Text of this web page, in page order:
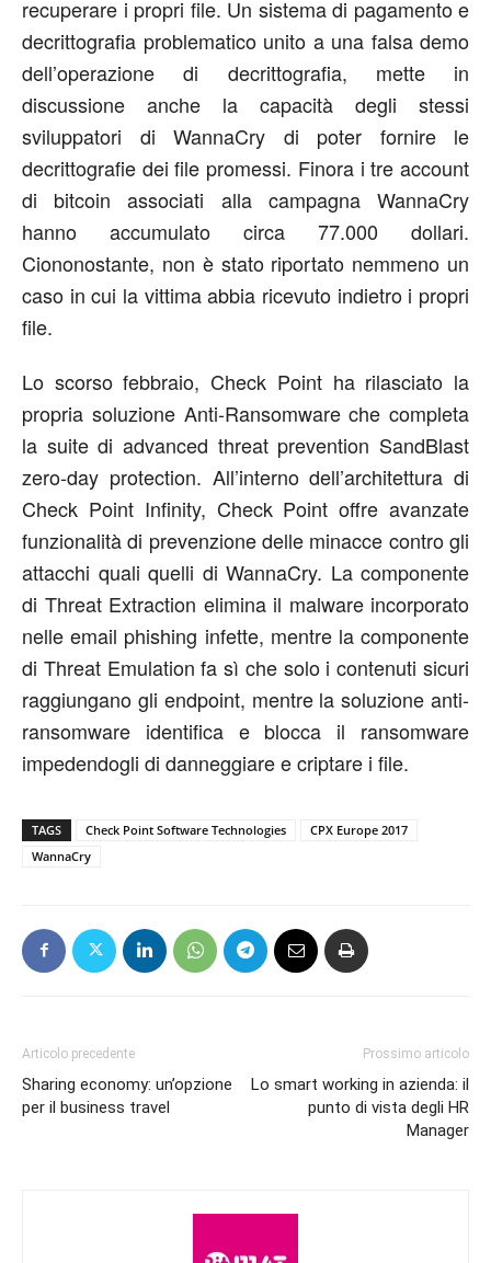
recuperare i propri file. Un sistema di pagamento e
decrittografia problematico unito a una falsa demo
dell’operazione di decrittografia, mette in
discussione anche la capacità degli stessi
sviluppatori di WannaCry di poter fornire le
decrittografie dei file promessi. Finora i tre account
di bitcoin associati alla campagna WannaCry
hanno accumulato circa 77.000 dollari.
Ciononostante, non è stato riportato nemmeno un
caso in cui la vittima abbia ricevuto indietro i propri
file.
Lo scorso febbraio, Check Point ha rilasciato la
propria soluzione Anti-Ransomware che completa
la suite di advanced threat prevention SandBlast
zero-day protection. All’interno dell’architettura di
Check Point Infinity, Check Point offre avanzate
funzionalità di prevenzione delle minacce contro gli
attacchi quali quelli di WannaCry. La componente
di Threat Extraction elimina il malware incorporato
nelle email phishing infette, mentre la componente
di Threat Emulation fa sì che solo i contenuti sicuri
raggiungano gli endpoint, mentre la soluzione anti-
ransomware identifica e blocca il ransomware
impedendogli di danneggiare e criptare i file.
TAGS Check Point Software Technologies
CPX Europe 2017
WannaCry
Articolo precedente
Sharing economy: un’opzione
per il business travel
Prossimo articolo
Lo smart working in azienda: il
punto di vista degli HR
Manager